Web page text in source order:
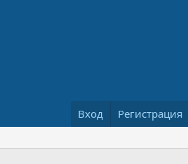
Вход Регистрация